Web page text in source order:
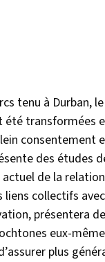
tenu à Durban,
transformées
des études
de la
collectifs
présentera
eux-
plus